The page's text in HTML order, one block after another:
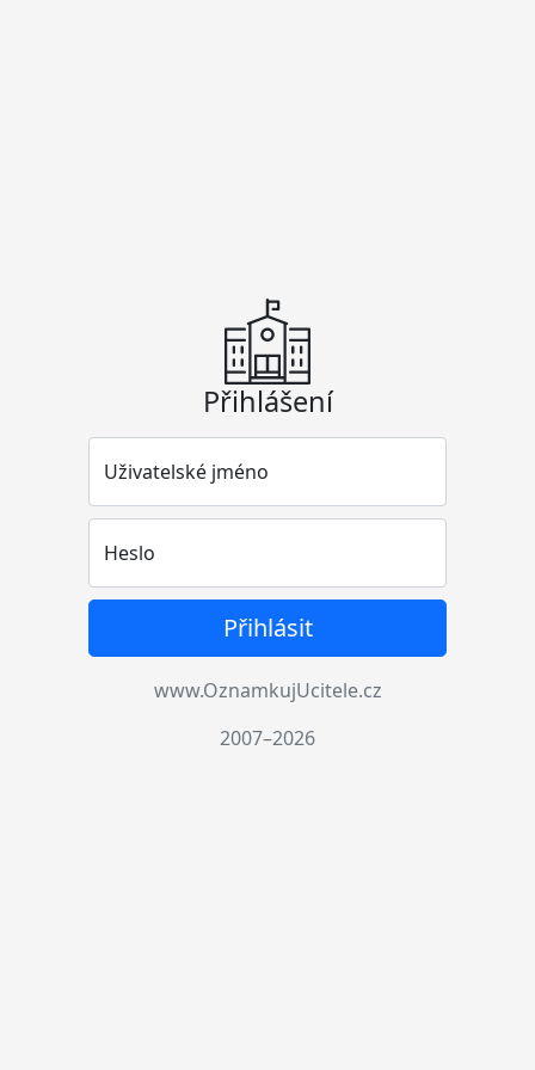
Přihlášení
Uživatelské jméno
Heslo
Přihlásit
www.OznamkujUcitele.cz
2007–2026